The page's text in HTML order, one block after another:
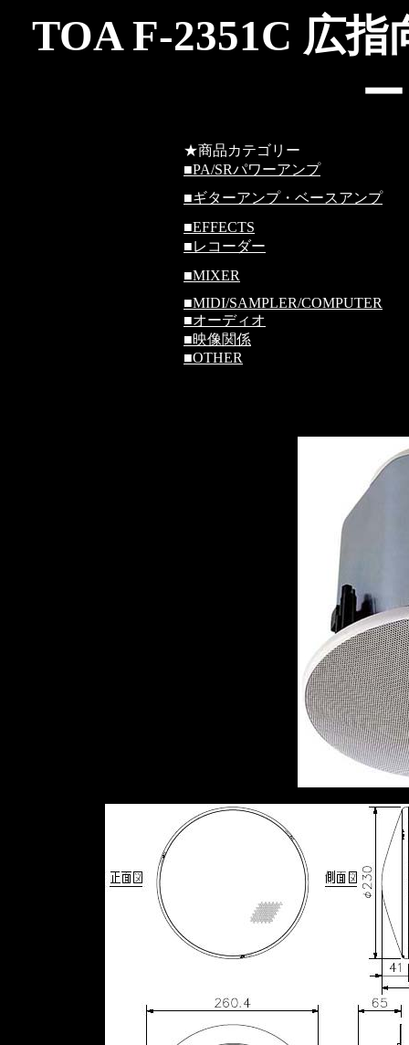
TOA F-2351C 広指
ー
★商品カテゴリー
■PA/SRパワーアンプ
■ギターアンプ・ベースアンプ
■EFFECTS
■レコーダー
■MIXER
■MIDI/SAMPLER/COMPUTER
■オーディオ
■映像関係
■OTHER